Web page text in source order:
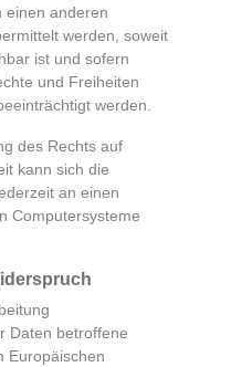
einen anderen
werden, soweit
ist und sofern
und Freiheiten
werden.
des Rechts auf
kann sich die
an einen
Computersysteme
Daten betroffene
Europäischen